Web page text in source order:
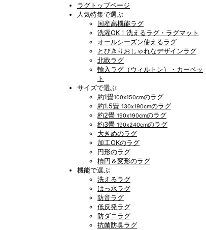
ラグトップページ
人気特集で選ぶ
国産高機能ラグ
洗濯OK！洗えるラグ・ラグマット
オールシーズン使えるラグ
とびきりおしゃれなデザインラグ
北欧ラグ
輸入ラグ（ウィルトン）・カーペッ
ト
サイズで選ぶ
約1畳100x150cmのラグ
約1.5畳 130x190cmのラグ
約2畳 190x190cmのラグ
約3畳 190x240cmのラグ
大きめのラグ
加工OKのラグ
円形のラグ
楕円＆変形のラグ
機能で選ぶ
洗えるラグ
はっ水ラグ
防音ラグ
低反発ラグ
防ダニラグ
抗菌防臭ラグ